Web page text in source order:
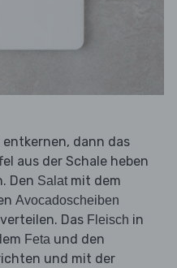
dann das
aus der Schale heben
Den Salatmit dem
Avocadoscheiben
Das Fleisch in
Feta und den
und mit der